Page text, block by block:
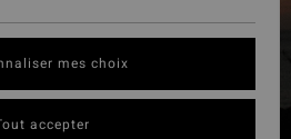
mes choix
accepter